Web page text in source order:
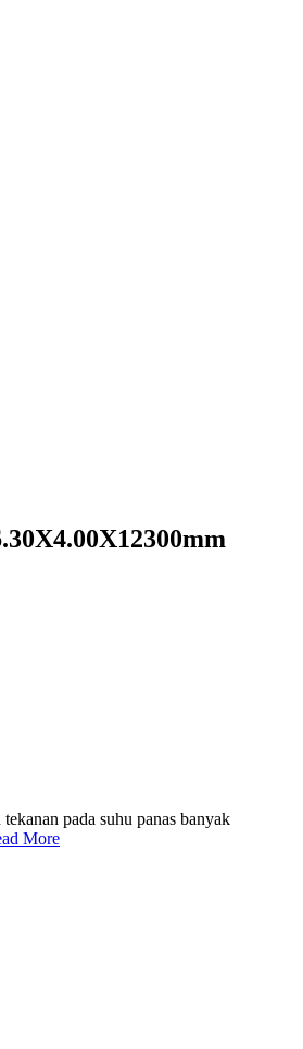
pada suhu panas banyak
More